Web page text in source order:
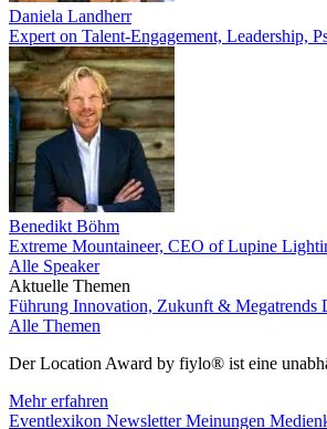
Daniela Landherr
Expert on Talent-Engagement, Leadership,
Benedikt Böhm
Extreme Mountaineer, CEO of Lupine
Alle Speaker
Aktuelle Themen
Führung Innovation, Zukunft & Megatrends
Alle Themen
Der Location Award by fiylo® ist eine
Mehr erfahren
Eventlexikon NewsletterMeinungen